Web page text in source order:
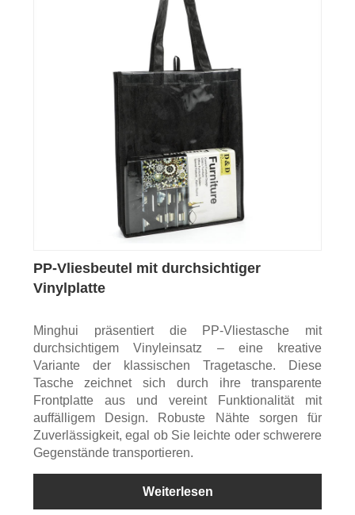
PP-Vliesbeutel mit durchsichtiger
Vinylplatte
Minghui präsentiert die PP-Vliestasche mit
durchsichtigem Vinyleinsatz – eine kreative
Variante der klassischen Tragetasche. Diese
Tasche zeichnet sich durch ihre transparente
Frontplatte aus und vereint Funktionalität mit
auffälligem Design. Robuste Nähte sorgen für
Zuverlässigkeit, egal ob Sie leichte oder schwerere
Gegenstände transportieren.
Weiterlesen